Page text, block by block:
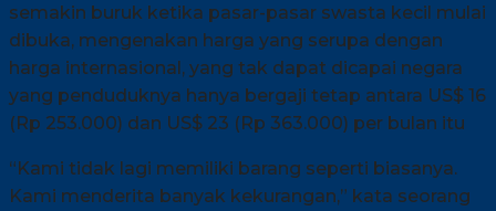
semakin buruk ketika pasar-pasar swasta kecil mulai
dibuka, mengenakan harga yang serupa dengan
harga internasional, yang tak dapat dicapai negara
yang penduduknya hanya bergaji tetap antara US$ 16
(Rp 253.000) dan US$ 23 (Rp 363.000) per bulan itu
“Kami tidak lagi memiliki barang seperti biasanya.
Kami menderita banyak kekurangan,” kata seorang